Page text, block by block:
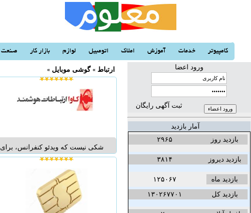
کامپیوتر خدمات آموزش املاک اتومبیل لوازم بازار کار صنعت
ارتباط « گوشی موبایل «
شکی نیست که ویدئو کنفرانس، برای
کسب و کارها ارزش آفرینی می کند.
دلایل زیادی برای استفاده از این ابزار
وجود دارد، دلایلی از قبیل ارتباط بهتر
کارمندان، ارتباط کارمندان با همکاران
خارج از شرکت، صرفه جویی...
ورود اعضا
ثبت آگهی رایگان
آمار بازدید
بازدید روز
۲۹۶۵
بازدید دیروز ۳۸۱۴
بازدید ماه ۱۲۵۰۶۷
بازدید کل ۱۳۰۲۶۷۷۰۱